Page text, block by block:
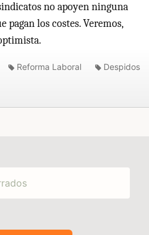
no apoyen ninguna
pagan los costes. Veremos,
Reforma Laboral Despidos